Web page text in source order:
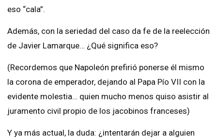
eso “cala”.
Además, con la seriedad del caso da fe de la reelección
de Javier Lamarque… ¿Qué significa eso?
(Recordemos que Napoleón prefirió ponerse él mismo
la corona de emperador, dejando al Papa Pío VII con la
evidente molestia… quien mucho menos quiso asistir al
juramento civil propio de los jacobinos franceses)
Y ya más actual, la duda: ¿intentarán dejar a alguien